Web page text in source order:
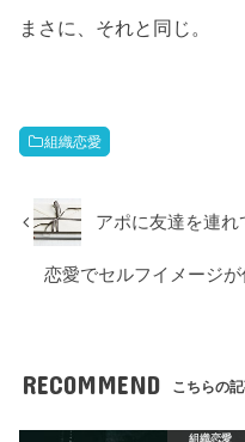
まさに、それと同じ。
組織恋愛
アポに友達を連れ
恋愛でセルフイメージ
RECOMMEND こちらの
組織恋愛